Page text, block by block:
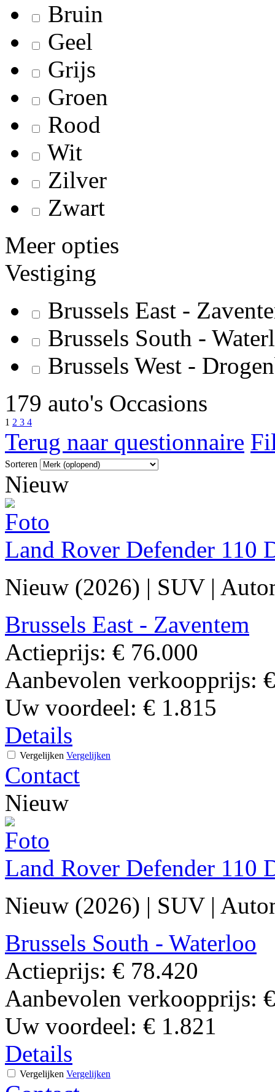
Bruin
Geel
Grijs
Groen
Rood
Wit
Zilver
Zwart
Meer opties
Vestiging
Brussels East -
Brussels South -
Brussels West -
179 auto's Occasions
1 2 3 4
Terug naar questionnaire
Sorteren
Nieuw
Land Rover Defender 110
Nieuw (2026) | SUV|
Brussels East - Zaventem
Actieprijs: € 76.000
Aanbevolen verkoopprijs:
Uw voordeel: € 1.815
Details
Vergelijken Vergelijken
Contact
Nieuw
Land Rover Defender 110
Nieuw (2026) | SUV|
Brussels South - Waterloo
Actieprijs: € 78.420
Aanbevolen verkoopprijs:
Uw voordeel: € 1.821
Details
Vergelijken Vergelijken